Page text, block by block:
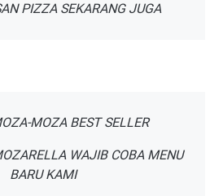
PIZZA SEKARANG JUGA
MOZA BEST SELLER
WAJIB COBA MENU
BARU KAMI